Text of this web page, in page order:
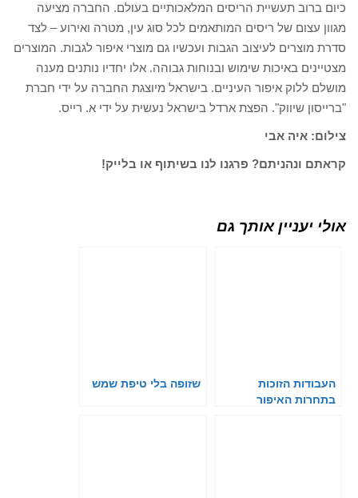
כיום ברוב תעשיית הריסים המלאכותיים בעולם. החברה מציעה
מגוון עצום של ריסים המותאמים לכל סוג עין, מטרה ואירוע – לצד
סדרת מוצרים לעיצוב הגבות ועכשיו גם מוצרי איפור לגבות. המוצרים
מצטיינים באיכות שימוש ובנוחות גבוהה. אלו יחדיו נותנים מענה
מושלם ללוק איפור העיניים. בישראל מיוצגת החברה על ידי חברת
"ברייסון שיווק". הפצת ארדל בישראל נעשית על ידי א. רייס.
צילום: איה אבי
קראתם ונהניתם? פרגנו לנו בשיתוף או בלייק!
אולי יעניין אותך גם
העבודות הזוכות
בתחרות האיפור
שזופה בלי טיפת שמש